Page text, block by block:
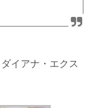
イアナ・エクス